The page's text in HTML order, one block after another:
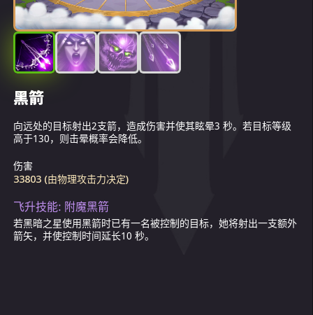
遥远的东方，在死气沉沉的群山之中，坐落着
黑暗精灵的城市——格雷文。黑暗精灵和光明
精灵之间残酷的内战已持续了很久，久到所有
人都忘了确切的时间。黑暗氏族梦想着完全征
服敌人所有的土地，以及他们的主城——里弗
萨。
龄人中显得格外引人注目。这让年轻的精灵感
到忧心忡忡: 她感到非常孤独，找不到爱情或者
友谊，因为不管男女，都避免和她待在一起。
黑暗之星将这一切都归咎于她奇怪的外表，她
头发染黑，把皮肤晒黑，但是没用。她还是不
被人接受。
黑箭
向远处的目标射出2支箭，造成伤害并使其眩晕3 秒。若目标等级
高于130，则击晕概率会降低。
伤害
33803 (由物理攻击力决定)
飞升技能: 附魔黑箭
若黑暗之星使用黑箭时已有一名被控制的目标，她将射出一支额外
箭矢，并使控制时间延长10 秒。
复仇之魂
黑暗之星利用声波降低敌人速度并造成伤害。
15601 (由物理攻击力决定)
控制
迫使最近的目标为施法者作战4 秒。
飞升技能: 痛苦掌控
受控制的敌人在效果持续时间内进入狂暴状态，每秒失去16151
(由物理攻击力决定)生命值，物理攻击提升19202 (由物理攻击力
决定)，速度提升100%。
夥伴
每次射击后，黑暗之星都会制造出一个影子来攻击下一个敌人，造
成的伤害由物理攻击力决定。
影子的飛箭可造成 70% 的傷害